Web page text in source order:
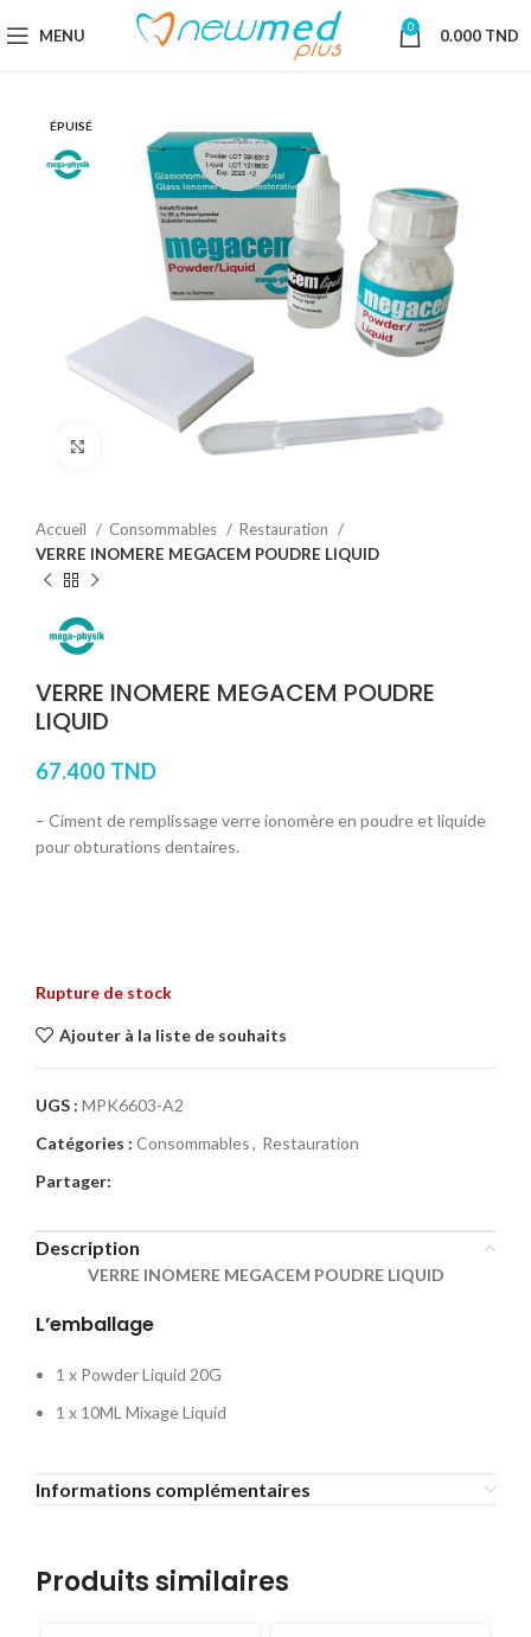
MENU 0 0.000 TND
ÉPUISÉ
Cliquez pour agrandir
Accueil Consommables
Restauration
VERRE INOMERE MEGACEM POUDRE LIQUID
VERRE INOMERE MEGACEM POUDRE
LIQUID
67.400 TND
– Ciment de remplissage verre ionomère en poudre et liquide
pour obturations dentaires.
Rupture de stock
Ajouter à la liste de souhaits
UGS : MPK6603-A2
Catégories : Consommables, Restauration
Partager:
Description
VERRE INOMERE MEGACEM POUDRE LIQUID
L’emballage
1 x Powder Liquid 20G
1 x 10ML Mixage Liquid
Informations complémentaires
Produits similaires